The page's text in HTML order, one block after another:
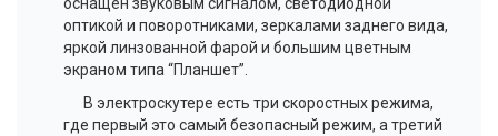
оптикой и поворотниками, зеркалами заднего вида,
яркой линзованной фарой и большим цветным
экраном типа “Планшет”.
В электроскутере есть три скоростных режима,
где первый это самый безопасный режим, а третий